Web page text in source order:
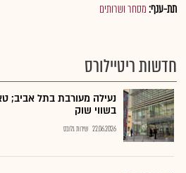
תת-ענף:מסחר ושרותים
חדשות ריטיילורס
נעילה מעורבת בתל אביב;
בשווי שוק
22.06.2026 שירות גלובס